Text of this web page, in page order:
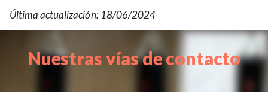
Última actualización: 18/06/2024
Nuestras vías de contacto